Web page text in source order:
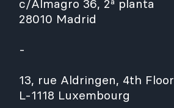
c/Almagro 36, 2ª planta
28010 Madrid
-
13, rue Aldringen, 4th Floor
L-1118 Luxembourg